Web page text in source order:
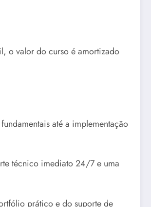
o valor do curso é amortizado
até a implementação
técnico imediato 24/7 e uma
prático e do suporte de